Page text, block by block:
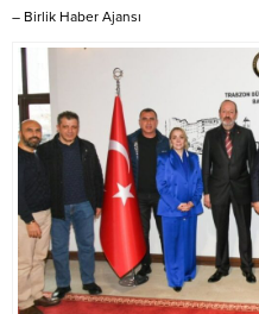
– Birlik Haber Ajansı